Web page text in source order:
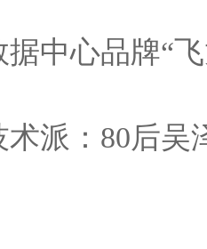
据中心品牌“
术派：80后吴